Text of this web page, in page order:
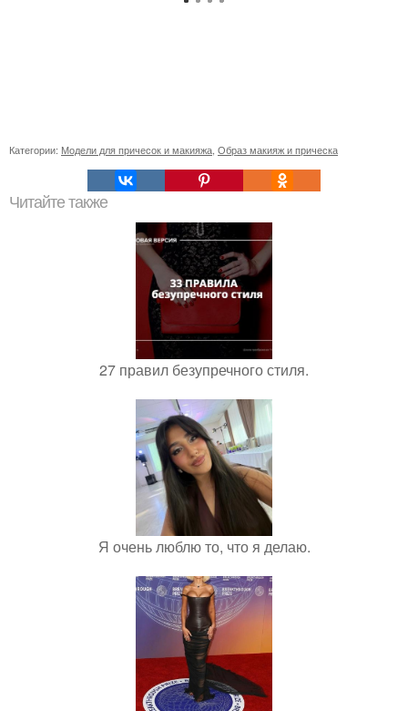
Категории: Модели для причесок и макияжа Образ макияж и прическа
Читайте также
27 правил безупречного стиля.
Я очень люблю то, что я делаю.